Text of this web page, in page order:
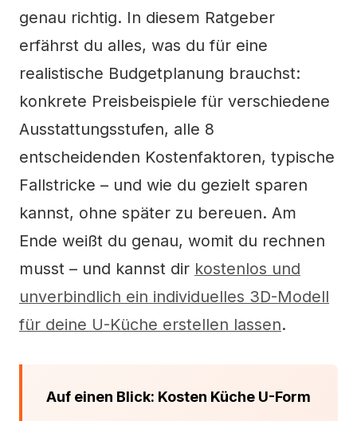
genau richtig. In diesem Ratgeber
erfährst du alles, was du für eine
realistische Budgetplanung brauchst:
konkrete Preisbeispiele für verschiedene
Ausstattungsstufen, alle 8
entscheidenden Kostenfaktoren, typische
Fallstricke – und wie du gezielt sparen
kannst, ohne später zu bereuen. Am
Ende weißt du genau, womit du rechnen
musst – und kannst dir kostenlos und
unverbindlich ein individuelles 3D-Modell
für deine U-Küche erstellen lassen.
Auf einen Blick: Kosten Küche U-Form